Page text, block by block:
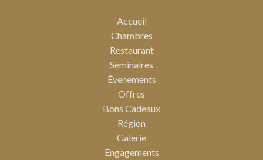
Accueil
Chambres
Restaurant
Séminaires
Évenements
Offres
Bons Cadeaux
Région
Galerie
Engagements